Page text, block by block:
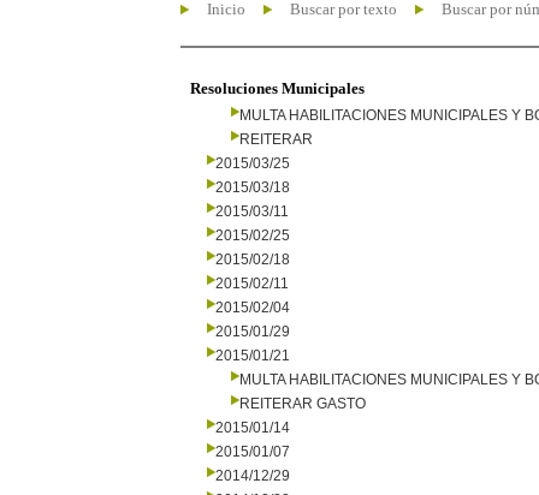
Inicio Buscar por texto Buscar por
Resoluciones Municipales
MULTA HABILITACIONES MUNICIPALES Y
REITERAR
2015/03/25
2015/03/18
2015/03/11
2015/02/25
2015/02/18
2015/02/11
2015/02/04
2015/01/29
2015/01/21
MULTA HABILITACIONES MUNICIPALES Y
REITERAR GASTO
2015/01/14
2015/01/07
2014/12/29